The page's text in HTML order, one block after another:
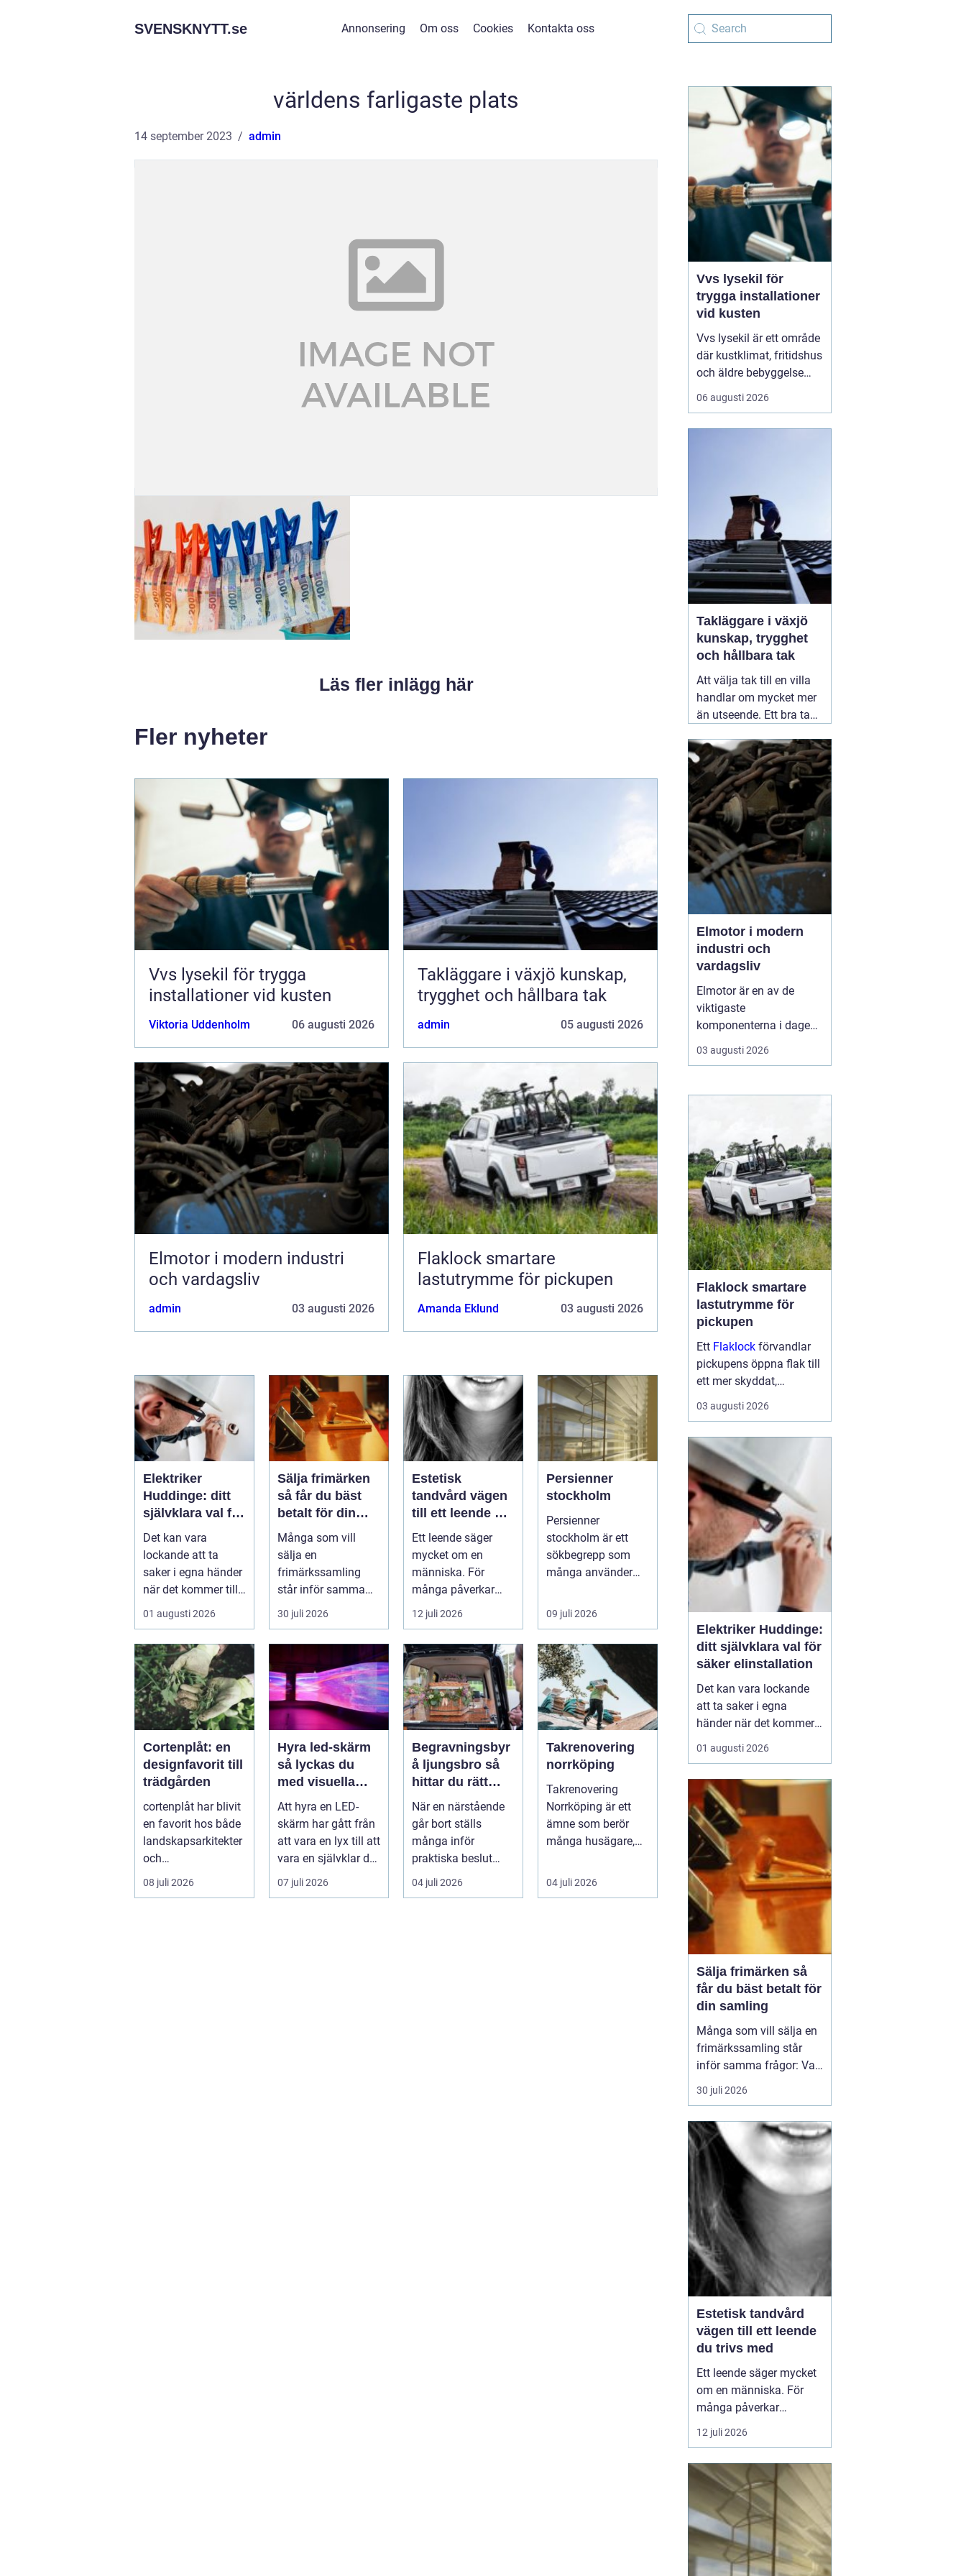
SVENSKNYTT.se Annonsering Om oss Cookies Kontakta oss
världens farligaste plats
14 september 2023 admin
Läs fler inlägg här
Fler nyheter
Vvs lysekil för trygga
installationer vid kusten
Viktoria Uddenholm 06 augusti 2026
Takläggare i växjö kunskap,
trygghet och hållbara tak
admin 05 augusti 2026
Elmotor i modern industri
och vardagsliv
admin 03 augusti 2026
Flaklock smartare
lastutrymme för pickupen
Amanda Eklund 03 augusti 2026
Elektriker
Huddinge: ditt
självklara val för
säker
elinstallation
Det kan vara
lockande att ta
saker i egna händer
när det kommer till
hemförbättr...
01 augusti 2026
Sälja frimärken
så får du bäst
betalt för din
samling
Många som vill
sälja en
frimärkssamling
står inför samma
frågor: Vad är
samlingen värd?
Var vänder m...
30 juli 2026
Estetisk
tandvård vägen
till ett leende du
trivs med
Ett leende säger
mycket om en
människa. För
många påverkar
tändernas utseende
både
självförtroendet ...
12 juli 2026
Persienner
stockholm
Persienner
stockholm är ett
sökbegrepp som
många använder
praktiska och
snygga so...
09 juli 2026
Cortenplåt: en
designfavorit till
trädgården
cortenplåt har blivit
en favorit hos både
landskapsarkitekter
och
trädgårdsentusiaste
r. Det är ett m...
08 juli 2026
Hyra led-skärm
så lyckas du
med visuella
upplevelser på
event
Att hyra en LED-
skärm har gått från
att vara en lyx till att
vara en självklar del
på många event,
m...
07 juli 2026
Begravningsbyr
å ljungsbro så
hittar du rätt
stöd i en svår tid
När en närstående
går bort ställs
många inför
praktiska beslut
mitt i sorgen. Frågor
om ceremoni, ju...
04 juli 2026
Takrenovering
norrköping
Takrenovering
Norrköping är ett
ämne som berör
många husägare,
gar och fastighets...
04 juli 2026
Vvs lysekil för
trygga installationer
vid kusten
Vvs lysekil är ett område
där kustklimat, fritidshus
och äldre bebyggelse
ställer extra höga krav
på rörarbeten,
av återkommande
säsongsproblem, akuta
läckage och behov...
06 augusti 2026
Takläggare i växjö
kunskap, trygghet
och hållbara tak
Att välja tak till en villa
handlar om mycket mer
än utseende. Ett bra tak
snö, blåst och fukt, och
påverkar både
inomhusklimat och
ekonomi. I en stad med
skiftande väder som
Växjö blir valet av
material, utförande05
augusti 2026
Elmotor i modern
industri och
vardagsliv
Elmotor är en av de
viktigaste
komponenterna i dagens
samhälle, från små
hushållsapparater till
En väl vald och rättskött
03 augusti 2026
Flaklock smartare
lastutrymme för
pickupen
Ett Flaklock förvandlar
pickupens öppna flak till
ett mer skyddat,
praktiskt och ibland
också mer bränslesnålt
är skillnaden tydlig
redan efter första
veckan: mindre stök,
torrar...
03 augusti 2026
Elektriker Huddinge:
ditt självklara val för
säker elinstallation
Det kan vara lockande
att ta saker i egna
händer när det kommer
till hemförbättringar,
men när det handlar om
alltid bäst att vända sig
till ett proffs. I Huddinge
finns det många ...
01 augusti 2026
Sälja frimärken så
får du bäst betalt för
din samling
Många som vill sälja en
frimärkssamling står
inför samma frågor: Vad
är samlingen värd? Var
vänder man sig? Och hur
för billigt? Oavsett om
samlingen är egen, ärvd
eller del av ett dödsbo
går det att skapa
ordning, få en rättvi...
30 juli 2026
Estetisk tandvård
vägen till ett leende
du trivs med
Ett leende säger mycket
om en människa. För
många påverkar
tändernas utseende
både självförtroendet
sociala situationer.
estetisk tandvård
handlar om att skapa
et...
12 juli 2026